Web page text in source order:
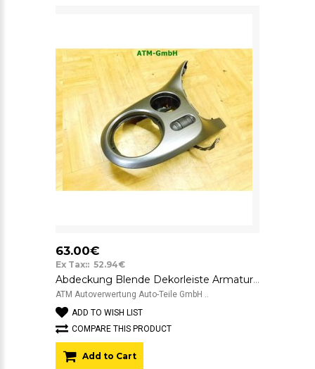
63.00€
Ex Tax:: 52.94€
Abdeckung Blende Dekorleiste Armaturenbrett VW Käfer Beetle 5C1 5C1858365A
ATM Autoverwertung Auto-Teile GmbH ..
ADD TO WISH LIST
COMPARE THIS PRODUCT
Add to Cart